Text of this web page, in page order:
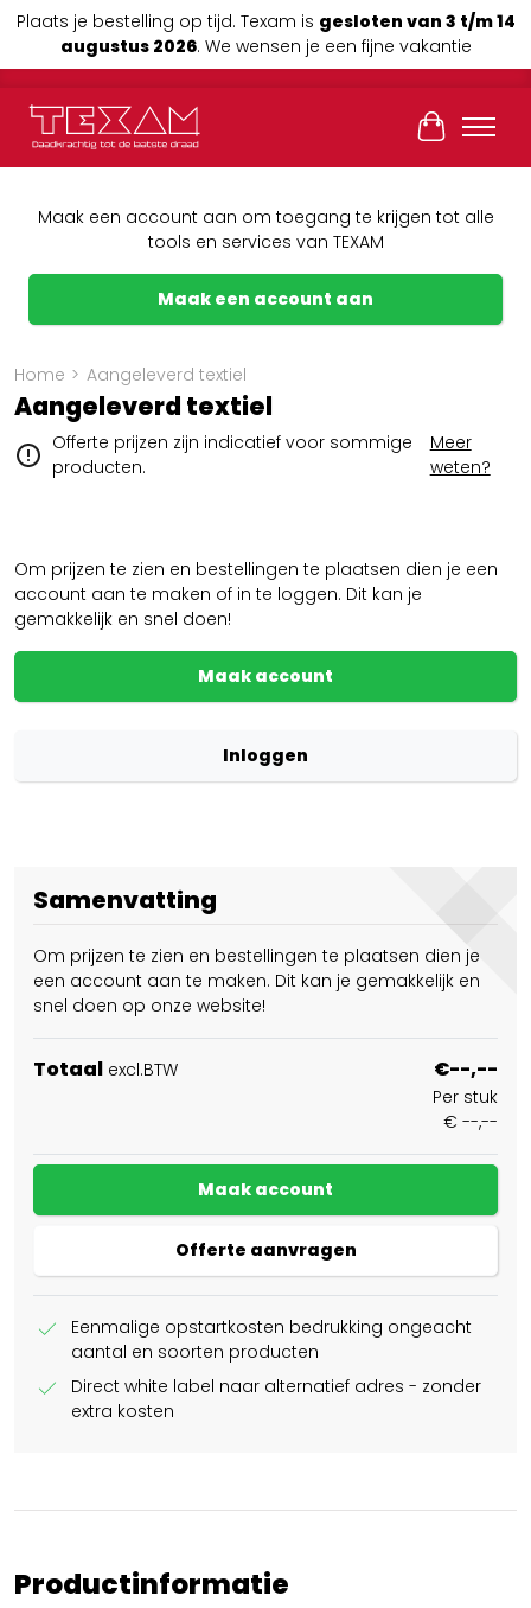
Plaats je bestelling op tijd. Texam is gesloten van 3 t/m 14
augustus 2026. We wensen je een fijne vakantie
Maak een account aan om toegang te krijgen tot alle
tools en services van TEXAM
Maak een account aan
Home > Aangeleverd textiel
Aangeleverd textiel
Offerte prijzen zijn indicatief voor sommige
producten.
Meer
weten?
Om prijzen te zien en bestellingen te plaatsen dien je een
account aan te maken of in te loggen. Dit kan je
gemakkelijk en snel doen!
Maak account
Inloggen
Samenvatting
Om prijzen te zien en bestellingen te plaatsen dien je
een account aan te maken. Dit kan je gemakkelijk en
snel doen op onze website!
Totaal excl.BTW €--,--
Per stuk
€ --,--
Maak account
Offerte aanvragen
check
Eenmalige opstartkosten bedrukking ongeacht
aantal en soorten producten
check
Direct white label naar alternatief adres - zonder
extra kosten
Productinformatie